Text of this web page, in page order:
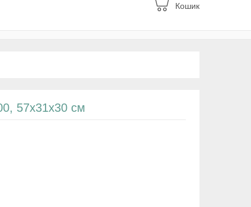
Кошик
57х31х30 см